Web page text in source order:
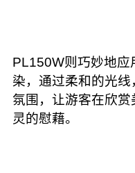
PL150W则巧妙地应
染，通过柔和的光
氛围，让游客在欣
灵的慰藉。